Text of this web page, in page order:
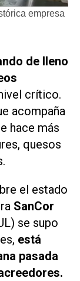
empresa
de lleno
crítico.
acompaña
hace más
quesos
el estado
SanCor
se supo
está
pasada